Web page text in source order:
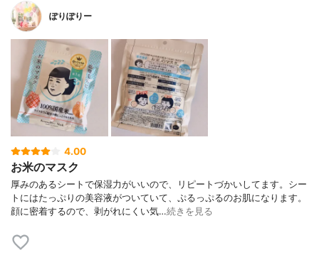
ぽりぽりー
4.00
お米のマスク
厚みのあるシートで保湿力がいいので、リピートづかいしてます。シー
トにはたっぷりの美容液がついていて、ぷるっぷるのお肌になります。
顔に密着するので、剥がれにくい気…続きを見る